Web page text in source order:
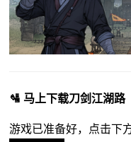
🛂 马上下载刀剑江湖路
游戏已准备好，点击下